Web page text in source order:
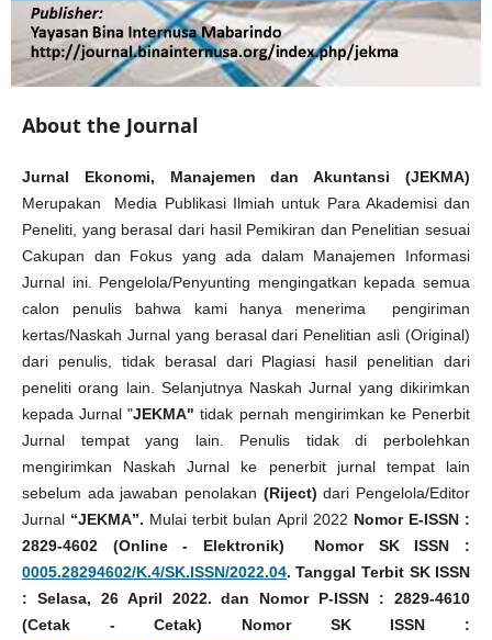
About the Journal
Jurnal Ekonomi, Manajemen dan Akuntansi (JEKMA)
Merupakan Media Publikasi Ilmiah untuk Para Akademisi dan
Peneliti, yang berasal dari hasil Pemikiran dan Penelitian sesuai
Cakupan dan Fokus yang ada dalam Manajemen Informasi
Jurnal ini. Pengelola/Penyunting mengingatkan kepada semua
calon penulis bahwa kami hanya menerima pengiriman
kertas/Naskah Jurnal yang berasal dari Penelitian asli (Original)
dari penulis, tidak berasal dari Plagiasi hasil penelitian dari
peneliti orang lain. Selanjutnya Naskah Jurnal yang dikirimkan
kepada Jurnal "JEKMA" tidak pernah mengirimkan ke Penerbit
Jurnal tempat yang lain. Penulis tidak di perbolehkan
mengirimkan Naskah Jurnal ke penerbit jurnal tempat lain
sebelum ada jawaban penolakan (Riject) dari Pengelola/Editor
Jurnal “JEKMA”. Mulai terbit bulan April 2022 Nomor E-ISSN :
2829-4602 (Online - Elektronik) Nomor SK ISSN :
0005.28294602/K.4/SK.ISSN/2022.04. Tanggal Terbit SK ISSN
: Selasa, 26 April 2022. dan Nomor P-ISSN : 2829-4610
(Cetak - Cetak) Nomor SK ISSN :